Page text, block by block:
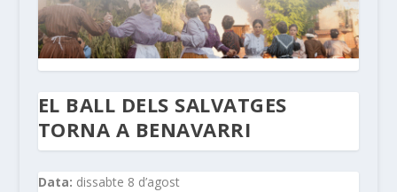
EL BALL DELS SALVATGES
TORNA A BENAVARRI
Data: dissabte 8 d’agost